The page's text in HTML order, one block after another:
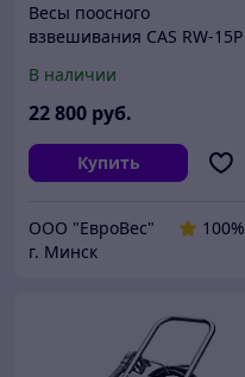
Весы поосного
взвешивания CAS RW-15P
В наличии
22 800 руб.
Купить
ООО "ЕвроВес"
100%
г. Минск